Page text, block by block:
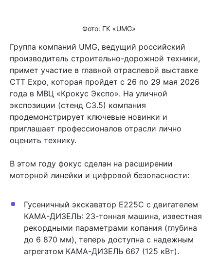
Фото: ГК «UMG»
Группа компаний UMG, ведущий российский
производитель строительно-дорожной техники,
примет участие в главной отраслевой выставке
CTT Expo, которая пройдет с 26 по 29 мая 2026
года в МВЦ «Крокус Экспо». На уличной
экспозиции (стенд С3.5) компания
продемонстрирует ключевые новинки и
приглашает профессионалов отрасли лично
оценить технику.
В этом году фокус сделан на расширении
моторной линейки и цифровой безопасности:
Гусеничный экскаватор E225C с двигателем
КАМА-ДИЗЕЛЬ: 23-тонная машина, известная
рекордными параметрами копания (глубина
до 6 870 мм), теперь доступна с надежным
агрегатом КАМА-ДИЗЕЛЬ 667 (125 кВт).